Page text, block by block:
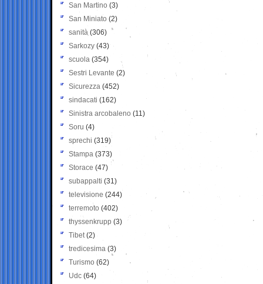
San Martino (3)
San Miniato (2)
sanità (306)
Sarkozy (43)
scuola (354)
Sestri Levante (2)
Sicurezza (452)
sindacati (162)
Sinistra arcobaleno (11)
Soru (4)
sprechi (319)
Stampa (373)
Storace (47)
subappalti (31)
televisione(244)
terremoto (402)
thyssenkrupp (3)
Tibet(2)
tredicesima (3)
Turismo (62)
Udc (64)